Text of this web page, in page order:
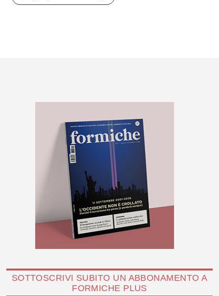
SOTTOSCRIVI SUBITO UN ABBONAMENTO A
FORMICHE PLUS